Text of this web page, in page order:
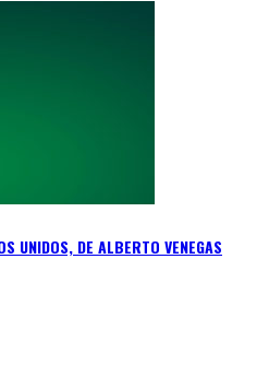
UNIDOS, DE ALBERTO VENEGAS